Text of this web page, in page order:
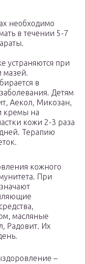
необходимо
в течении 5-7
устраняются при
мазей.
в
Детям
Аекол, Микозан,
кремы на
кожи 2-3 раза
Терапию
кожного
При
масляные
Радовит. Их
–